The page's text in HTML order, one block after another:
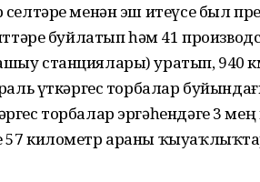
селтәре менән эш итеүсе был
буйлатып һәм 41
станциялары) уратып, 940
үткәргес торбалар
торбалар эргәһендәге 3
57 километр араны